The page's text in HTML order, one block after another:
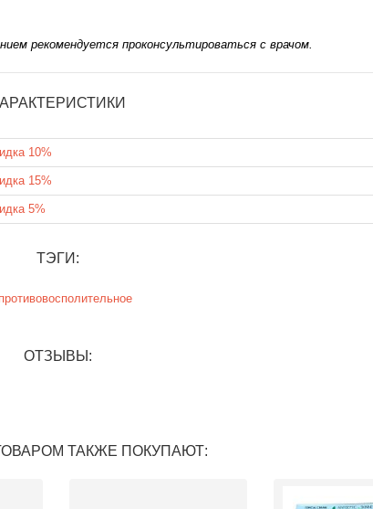
рекомендуется проконсультироваться с врачом.
10%
15%
5%
ТЭГИ:
противовосполительное
ОТЗЫВЫ:
ТАКЖЕ ПОКУПАЮТ: